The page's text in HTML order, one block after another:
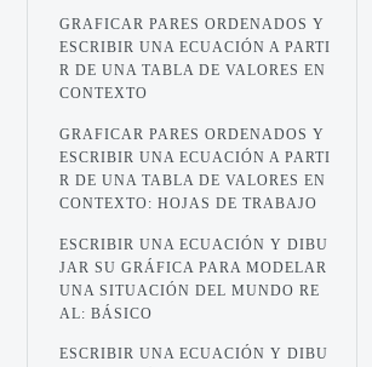
GRAFICAR PARES ORDENADOS Y
ESCRIBIR UNA ECUACIÓN A PARTI
R DE UNA TABLA DE VALORES EN
CONTEXTO
GRAFICAR PARES ORDENADOS Y
ESCRIBIR UNA ECUACIÓN A PARTI
R DE UNA TABLA DE VALORES EN
CONTEXTO: HOJAS DE TRABAJO
ESCRIBIR UNA ECUACIÓN Y DIBU
JAR SU GRÁFICA PARA MODELAR
UNA SITUACIÓN DEL MUNDO RE
AL: BÁSICO
ESCRIBIR UNA ECUACIÓN Y DIBU